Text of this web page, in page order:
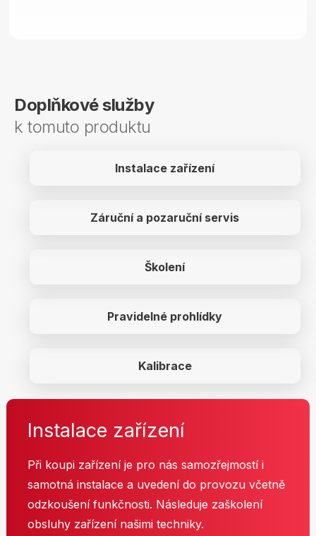
Doplňkové služby
k tomuto produktu
Instalace zařízení
Záruční a pozaruční servis
Školení
Pravidelné prohlídky
Kalibrace
Instalace zařízení
Při koupi zařízení je pro nás samozřejmostí i
samotná instalace a uvedení do provozu včetně
odzkoušení funkčnosti. Následuje zaškolení
obsluhy zařízení našimi techniky.